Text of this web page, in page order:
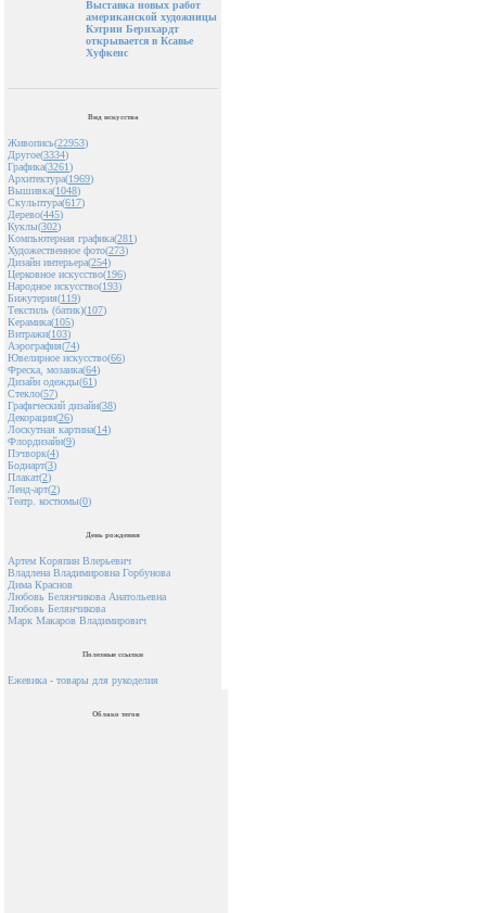
Выставка новых работ
американской художницы
Кэтрин Бернхардт
открывается в Ксавье
Хуфкенс
Вид искусства
Живопись(22953)
Другое(3334)
Графика(3261)
Архитектура(1969)
Вышивка(1048)
Скульптура(617)
Дерево(445)
Куклы(302)
Компьютерная графика(281)
Художественное фото(273)
Дизайн интерьера(254)
Церковное искусство(196)
Народное искусство(193)
Бижутерия(119)
Текстиль (батик)(107)
Керамика(105)
Витражи(103)
Аэрография(74)
Ювелирное искусство(66)
Фреска, мозаика(64)
Дизайн одежды(61)
Стекло(57)
Графический дизайн(38)
Декорации(26)
Лоскутная картина(14)
Флордизайн(9)
Пэчворк(4)
Бодиарт(3)
Плакат(2)
Ленд-арт(2)
Театр. костюмы(0)
День рождения
Артем Коряпин Влерьевич
Владлена Владимировна Горбунова
Дима Краснов
Любовь Белянчикова Анатольевна
Любовь Белянчикова
Марк Макаров Владимирович
Полезные ссылки
Ежевика - товары для рукоделия
Облако тегов